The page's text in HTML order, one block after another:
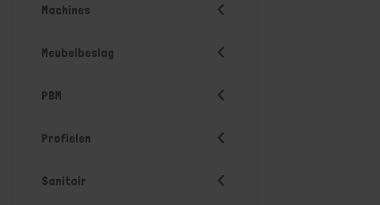
Machines
Meubelbeslag
PBM
Profielen
Sanitair